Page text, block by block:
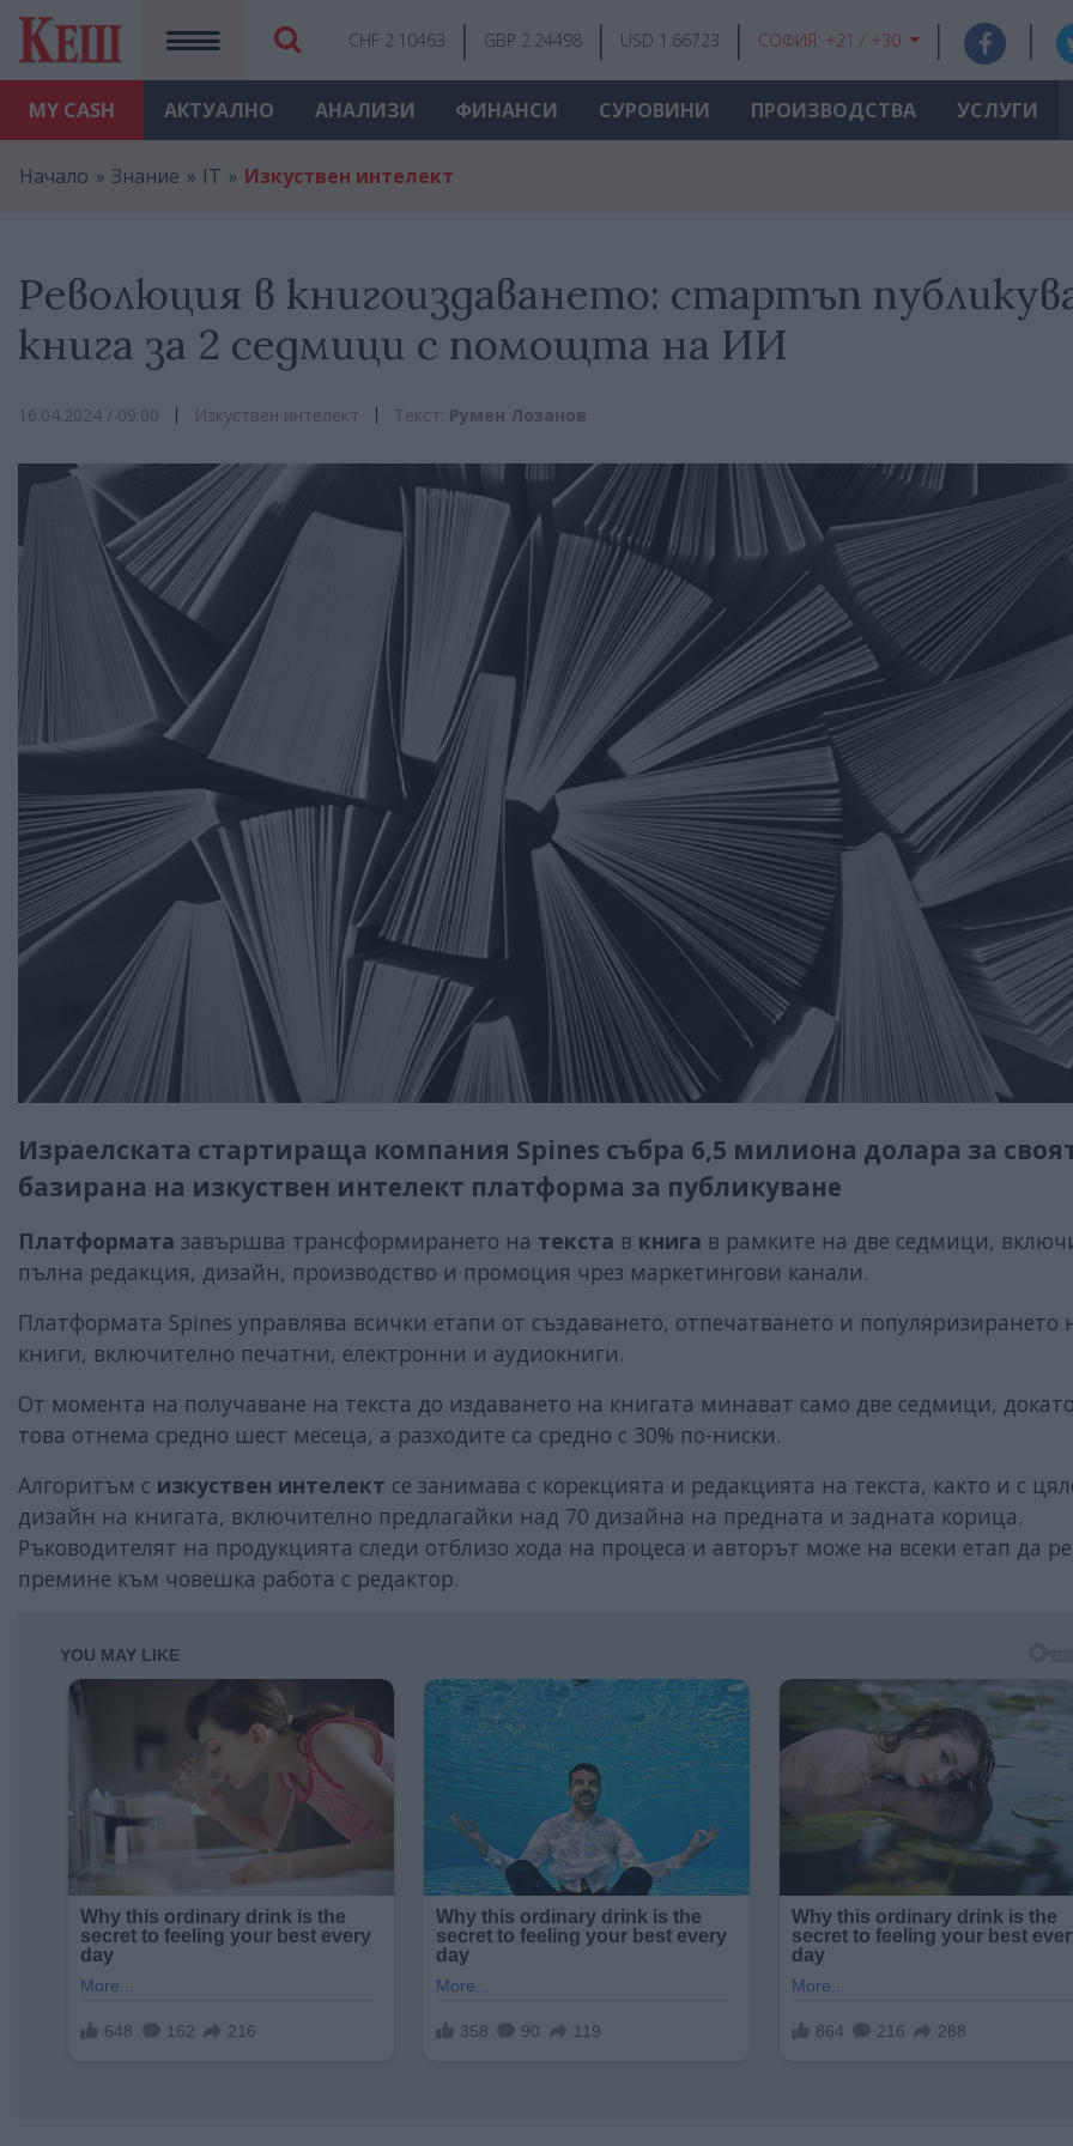
MY CASH
CHF 2.10463 GBP 2.24498 USD 1.66723 СОФИЯ: +21 / +30
АКТУАЛНО АНАЛИЗИ ФИНАНСИ СУРОВИНИ ПРОИЗВОДСТВА УСЛУГИ
Начало Знание IT Изкуствен интелект
Революция в книгоиздаването: стартъп
книга за 2 седмици с помощта на ИИ
16.04.2024 / 09:00 Изкуствен интелект Текст: Румен Лозанов
Израелската стартираща компания Spines събра 6,5 милиона долара за
базирана на изкуствен интелект платформа за публикуване
Платформата завършва трансформирането на текста в книга в рамките на две седмици,
пълна редакция, дизайн, производство и промоция чрез маркетингови канали.
Платформата Spines управлява всички етапи от създаването, отпечатването и популяризирането
книги, включително печатни, електронни и аудиокниги.
От момента на получаване на текста до издаването на книгата минават само две седмици,
това отнема средно шест месеца, а разходите са средно с 30% по-ниски.
Алгоритъм с изкуствен интелект се занимава с корекцията и редакцията на текста, както и с
дизайн на книгата, включително предлагайки над 70 дизайна на предната и задната корица.
Ръководителят на продукцията следи отблизо хода на процеса и авторът може на всеки етап да
премине към човешка работа с редактор.